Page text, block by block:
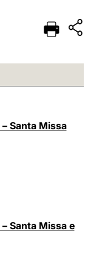
DEUTSCH
Santa Missa
Santa Missa e